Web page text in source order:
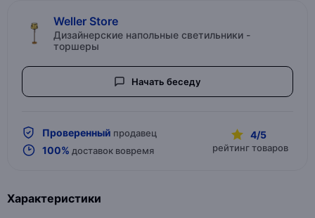
Weller Store
Дизайнерские напольные светильники -
торшеры
Начать беседу
Проверенный продавец
100% доставок вовремя
4/5
рейтинг товаров
Характеристики